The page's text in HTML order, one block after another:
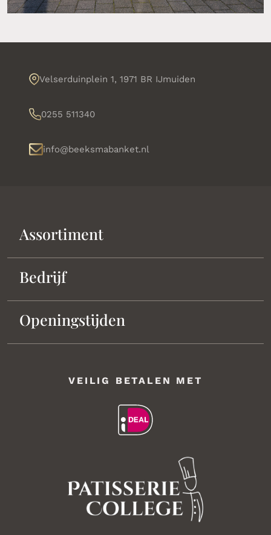
Velserduinplein 1, 1971 BR IJmuiden
0255 511340
info@beeksmabanket.nl
Assortiment
Bedrijf
Openingstijden
VEILIG BETALEN MET